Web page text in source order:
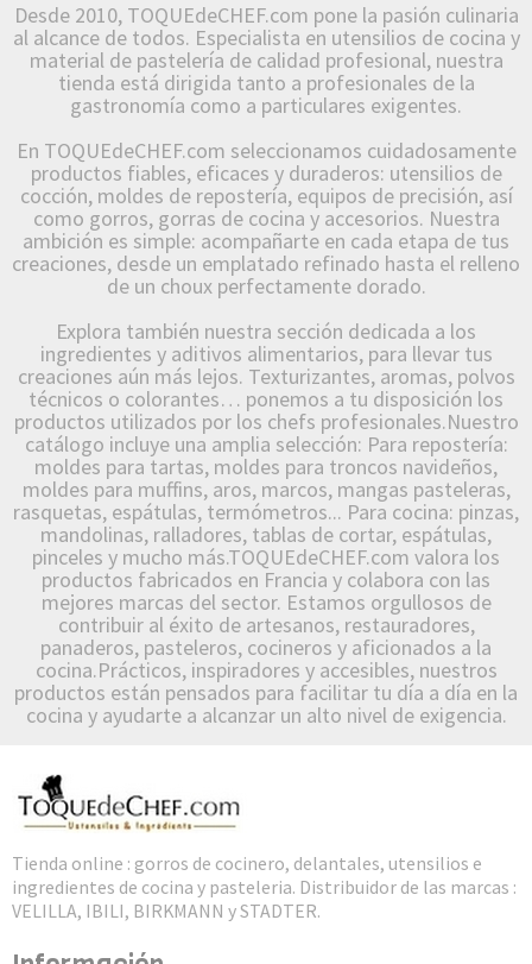
Desde 2010, TOQUEdeCHEF.com pone la pasión culinaria
al alcance de todos. Especialista en utensilios de cocina y
material de pastelería de calidad profesional, nuestra
tienda está dirigida tanto a profesionales de la
gastronomía como a particulares exigentes.
En TOQUEdeCHEF.com seleccionamos cuidadosamente
productos fiables, eficaces y duraderos: utensilios de
cocción, moldes de repostería, equipos de precisión, así
como gorros, gorras de cocina y accesorios. Nuestra
ambición es simple: acompañarte en cada etapa de tus
creaciones, desde un emplatado refinado hasta el relleno
de un choux perfectamente dorado.
Explora también nuestra sección dedicada a los
ingredientes y aditivos alimentarios, para llevar tus
creaciones aún más lejos. Texturizantes, aromas, polvos
técnicos o colorantes… ponemos a tu disposición los
productos utilizados por los chefs profesionales.Nuestro
catálogo incluye una amplia selección: Para repostería:
moldes para tartas, moldes para troncos navideños,
moldes para muffins, aros, marcos, mangas pasteleras,
rasquetas, espátulas, termómetros... Para cocina: pinzas,
mandolinas, ralladores, tablas de cortar, espátulas,
pinceles y mucho más.TOQUEdeCHEF.com valora los
productos fabricados en Francia y colabora con las
mejores marcas del sector. Estamos orgullosos de
contribuir al éxito de artesanos, restauradores,
panaderos, pasteleros, cocineros y aficionados a la
cocina.Prácticos, inspiradores y accesibles, nuestros
productos están pensados para facilitar tu día a día en la
cocina y ayudarte a alcanzar un alto nivel de exigencia.
Tienda online : gorros de cocinero, delantales, utensilios e
ingredientes de cocina y pasteleria. Distribuidor de las marcas :
VELILLA, IBILI, BIRKMANN y STADTER.